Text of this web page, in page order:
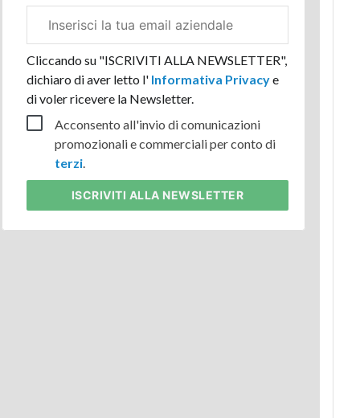
aziendale
Cliccando su "ISCRIVITI ALLA NEWSLETTER",
dichiaro di aver letto l'Informativa Privacye
di voler ricevere la Newsletter.
Acconsento all'invio di comunicazioni
promozionali e commerciali per conto di
terzi.
ISCRIVITI ALLA NEWSLETTER